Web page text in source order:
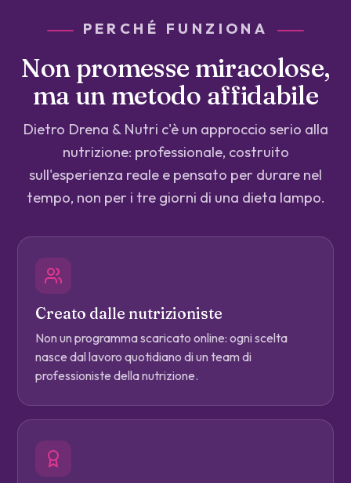
PERCHÉ FUNZIONA
Non promesse miracolose,
ma un metodo affidabile
Dietro Drena & Nutri c'è un approccio serio alla
nutrizione: professionale, costruito
sull'esperienza reale e pensato per durare nel
tempo, non per i tre giorni di una dieta lampo.
Creato dalle nutrizioniste
Non un programma scaricato online: ogni scelta
nasce dal lavoro quotidiano di un team di
professioniste della nutrizione.